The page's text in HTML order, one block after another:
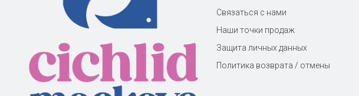
Связаться с нами
Наши точки продаж
Защита личных данных
Политика возврата / отмены